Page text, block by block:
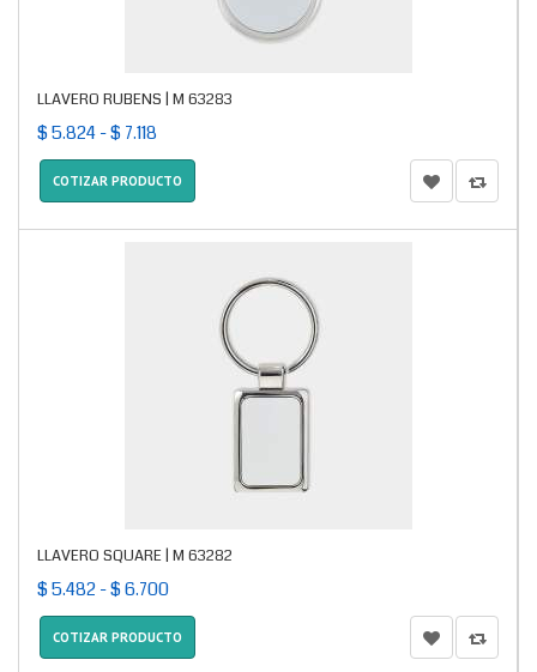
LLAVERO RUBENS | M 63283
$ 5.824 - $ 7.118
COTIZAR PRODUCTO
LLAVERO SQUARE | M 63282
$ 5.482 - $ 6.700
COTIZAR PRODUCTO